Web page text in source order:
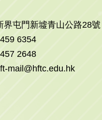
界屯門新墟青山公路28號
6354
2648
mail@hftc.edu.hk